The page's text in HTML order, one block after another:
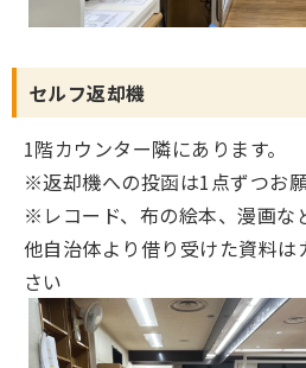
セルフ返却機
1階カウンター隣にあります。
※返却機への投函は1点ずつお願
※レコード、布の絵本、漫画な
他自治体より借り受けた資料
さい